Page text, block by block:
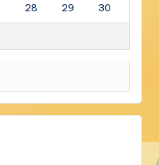
28 29 30